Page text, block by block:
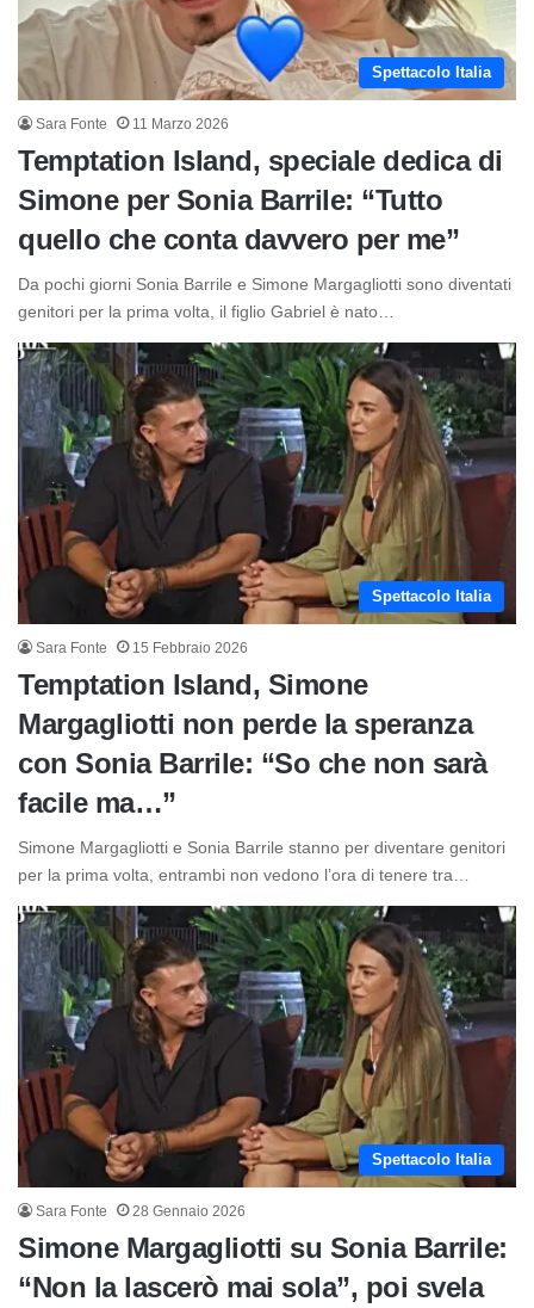
Spettacolo Italia
Sara Fonte 11 Marzo 2026
Temptation Island, speciale dedica di
Simone per Sonia Barrile: “Tutto
quello che conta davvero per me”
Da pochi giorni Sonia Barrile e Simone Margagliotti sono diventati
genitori per la prima volta, il figlio Gabriel è nato…
Spettacolo Italia
Sara Fonte 15 Febbraio 2026
Temptation Island, Simone
Margagliotti non perde la speranza
con Sonia Barrile: “So che non sarà
facile ma…”
Simone Margagliotti e Sonia Barrile stanno per diventare genitori
per la prima volta, entrambi non vedono l’ora di tenere tra…
Spettacolo Italia
Sara Fonte 28 Gennaio 2026
Simone Margagliotti su Sonia Barrile:
“Non la lascerò mai sola”, poi svela